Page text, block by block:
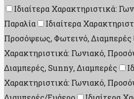
Ιδιαίτερα Χαρακτηριστικά:
Παραλία
Ιδιαίτερα
Προσόψεως, Φωτεινό, Διαμπερές
Χαρακτηριστικά: Γωνιακό,
Διαμπερές, Sunny, Διαμπερές
Χαρακτηριστικά: Γωνιακό,